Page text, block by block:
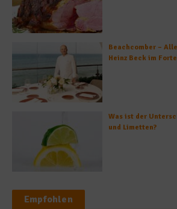
Beachcomber –
Heinz Beck im
Was ist der
und Limetten?
Empfohlen